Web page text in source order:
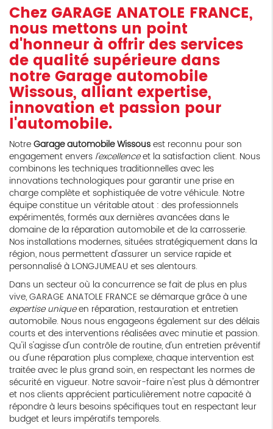
Chez GARAGE ANATOLE FRANCE,
nous mettons un point
d'honneur à offrir des services
de qualité supérieure dans
notreGarage automobile
Wissous, alliant expertise,
innovation et passion pour
l'automobile.
NotreGarage automobile Wissousest reconnu pour son
engagement envers l'excellenceet la satisfaction client. Nous
combinons les techniques traditionnelles avec les
innovations technologiques pour garantir une prise en
charge complète et sophistiquée de votre véhicule. Notre
équipe constitue un véritable atout : des professionnels
expérimentés, formés aux dernières avancées dans le
domaine de la réparation automobile et de la carrosserie.
Nos installations modernes, situées stratégiquement dans la
région, nous permettent d'assurer un service rapide et
personnalisé à LONGJUMEAU et ses alentours.
Dans un secteur où la concurrence se fait de plus en plus
vive, GARAGE ANATOLE FRANCE se démarque grâce à une
expertise uniqueen réparation, restauration et entretien
automobile. Nous nous engageons également sur des délais
courts et des interventions réalisées avec minutie et passion.
Qu'il s'agisse d'un contrôle de routine, d'un entretien préventif
ou d'une réparation plus complexe, chaque intervention est
traitée avec le plus grand soin, en respectant les normes de
sécurité en vigueur. Notre savoir-faire n'est plus à démontrer
et nos clients apprécient particulièrement notre capacité à
répondre à leurs besoins spécifiques tout en respectant leur
budget et leurs impératifs temporels.